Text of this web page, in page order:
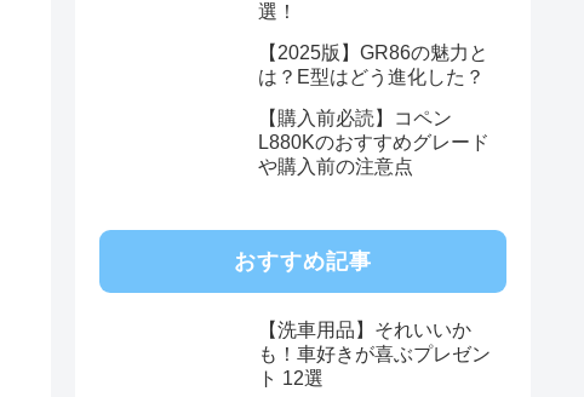
選！
【2025版】GR86の魅力と
は？E型はどう進化した？
【購入前必読】コペン
L880Kのおすすめグレード
や購入前の注意点
おすすめ記事
【洗車用品】それいいか
も！車好きが喜ぶプレゼン
ト 12選